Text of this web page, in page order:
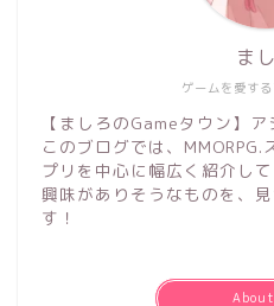
ゲームを愛す
ま
【ましろのGameタウン】
このブログでは、
プリを中心に幅広く紹介し
興味がありそうなものを、
す！